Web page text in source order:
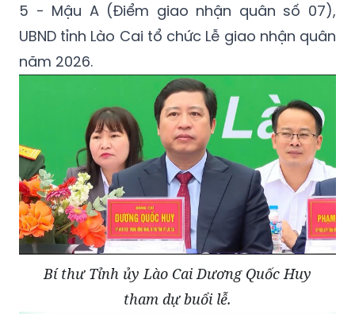
5 - Mậu A (Điểm giao nhận quân số 07),
UBND tỉnh Lào Cai tổ chức Lễ giao nhận quân
năm 2026.
Bí thư Tỉnh ủy Lào Cai Dương Quốc Huy
tham dự buổi lễ.